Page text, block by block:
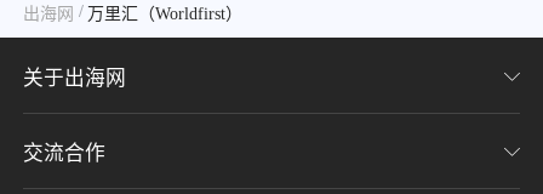
出海网 / 万里汇（Worldfirst）
关于出海网
关于我们
交流合作